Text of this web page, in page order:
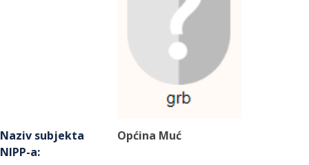
Naziv subjekta
NIPP-a:
Općina Muć